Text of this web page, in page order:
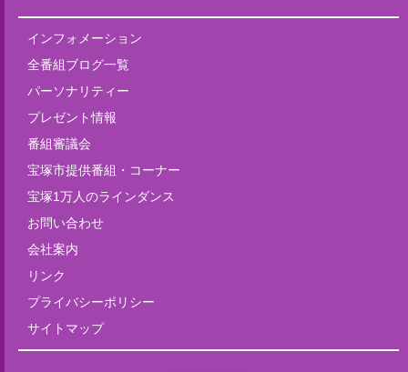
インフォメーション
全番組ブログ一覧
パーソナリティー
プレゼント情報
番組審議会
宝塚市提供番組・コーナー
宝塚1万人のラインダンス
お問い合わせ
会社案内
リンク
プライバシーポリシー
サイトマップ